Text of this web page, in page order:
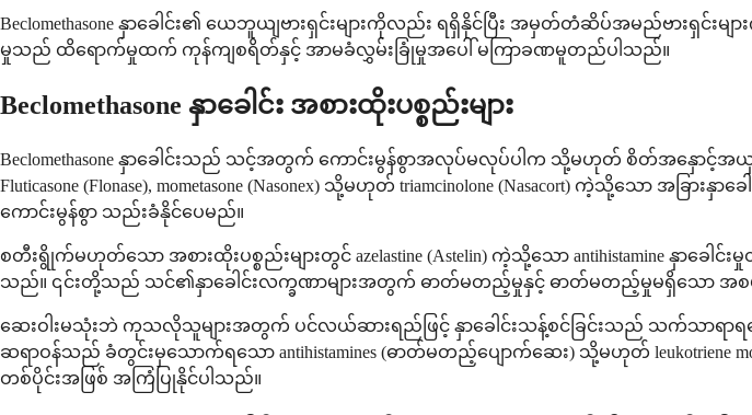
Beclomethasone နှာခေါင်း၏ ယေဘူယျဗားရှင်းများကိုလည်း ရရှိနိုင်ပြီး အမှတ်တံဆိပ်အမည်ဗားရှ
မှုသည် ထိရောက်မှုထက် ကုန်ကျစရိတ်နှင့် အာမခံလွှမ်းခြုံမှုအပေါ် မကြာခဏမူတည်ပါသည်။
Beclomethasone နှာခေါင်း အစားထိုးပစ္စည်းများ
Beclomethasone နှာခေါင်းသည် သင့်အတွက် ကောင်းမွန်စွာအလုပ်မလုပ်ပါက သို့မဟုတ် စိတ်အနှောင့်အယှ
Fluticasone (Flonase), mometasone (Nasonex) သို့မဟုတ် triamcinolone (Nasacort) ကဲ့သို့သော
ကောင်းမွန်စွာ သည်းခံနိုင်ပေမည်။
စတီးရွိုက်မဟုတ်သော အစားထိုးပစ္စည်းများတွင် azelastine (Astelin) ကဲ့သို့သော antihistamine နှာခေါင်
သည်။ ၎င်းတို့သည် သင်၏နှာခေါင်းလက္ခဏာများအတွက် ဓာတ်မတည့်မှုနှင့် ဓာတ်မတည့်မှုမရှိသော အစ
ဆေးဝါးမသုံးဘဲ ကုသလိုသူများအတွက် ပင်လယ်ဆားရည်ဖြင့် နှာခေါင်းသန့်စင်ခြင်းသည် သက်သာရာ
ဆရာဝန်သည် ခံတွင်းမှသောက်ရသော antihistamines (ဓာတ်မတည့်ပျောက်ဆေး) သို့မဟုတ်
တစ်ပိုင်းအဖြစ် အကြံပြုနိုင်ပါသည်။